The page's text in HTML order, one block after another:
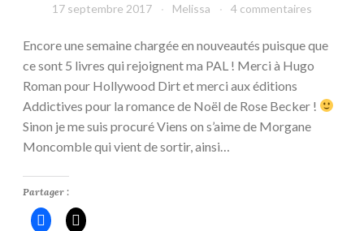
17 septembre 2017 Melissa 4 commentaires
Encore une semaine chargée en nouveautés puisque que
ce sont 5 livres qui rejoignent ma PAL ! Merci à Hugo
Roman pour Hollywood Dirt et merci aux éditions
Addictives pour la romance de Noël de Rose Becker !
Sinon je me suis procuré Viens on s’aime de Morgane
Moncomble qui vient de sortir, ainsi…
Partager :